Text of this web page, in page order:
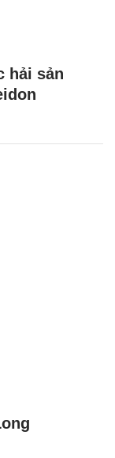
hải sản